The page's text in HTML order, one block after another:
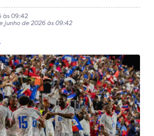
às 09:42
junho de 2026 às 09:42